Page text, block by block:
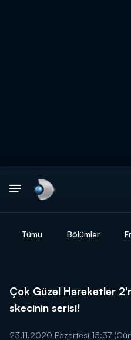
Tümü Bölümler
Çok Güzel Hareketler
skecinin serisi!
23.11.2020 Pazartesi 15:37